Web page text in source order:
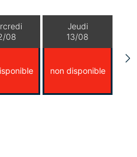
08
Jeudi
13/08
non disponible